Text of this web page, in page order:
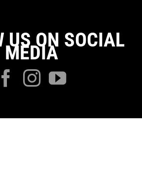
US ON SOCIAL
MEDIA